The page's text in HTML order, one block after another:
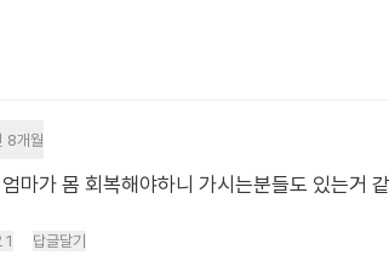
8개월
마가 몸 회복해야하니 가시는분들도 있는거
1 답글달기